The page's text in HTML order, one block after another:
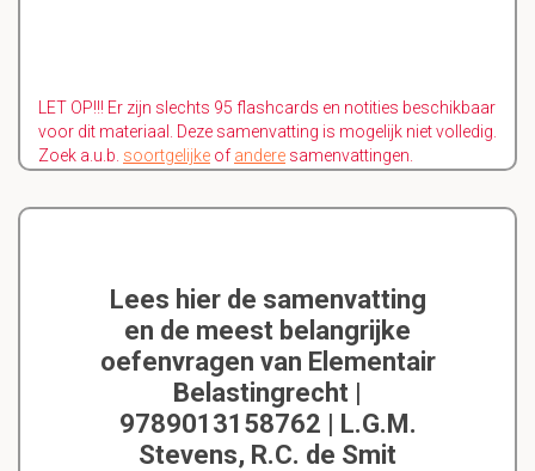
LET OP!!! Er zijn slechts 95 flashcards en notities beschikbaar
voor dit materiaal. Deze samenvatting is mogelijk niet volledig.
Zoek a.u.b. soortgelijke of andere samenvattingen.
Lees hier de samenvatting
en de meest belangrijke
oefenvragen van Elementair
Belastingrecht |
9789013158762 | L.G.M.
Stevens, R.C. de Smit